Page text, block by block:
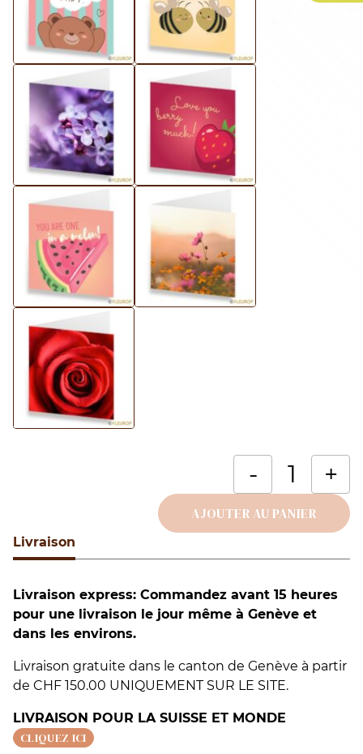
Livraison
Livraison express: Commandez avant 15 heures
pour une livraison le jour même à Genève et
dans les environs.
Livraison gratuite dans le canton de Genève à partir
de CHF 150.00 UNIQUEMENT SUR LE SITE.
LIVRAISON POUR LA SUISSE ET MONDE
CLIQUEZ ICI
- +
AJOUTER AU PANIER
Alternative: